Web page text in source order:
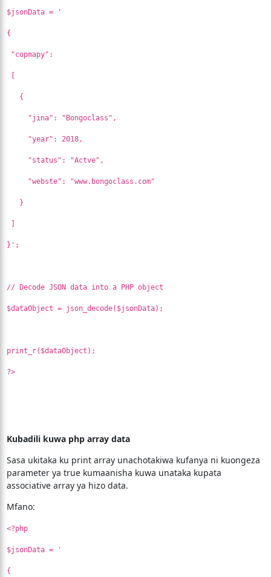
$jsonData = '
{
"copmapy":
{
"jina": "Bongoclass",
"year": 2018,
"status": "Actve",
"webste": "www.bongoclass.com"
}
}';
// Decode JSON data into a PHP object
$dataObject = json_decode($jsonData);
print_r($dataObject);
?>
Kubadili kuwa php array data
Sasa ukitaka ku print array unachotakiwa kufanya ni kuongeza
parameter ya true kumaanisha kuwa unataka kupata
associative array ya hizo data.
Mfano:
<?php
$jsonData = '
{